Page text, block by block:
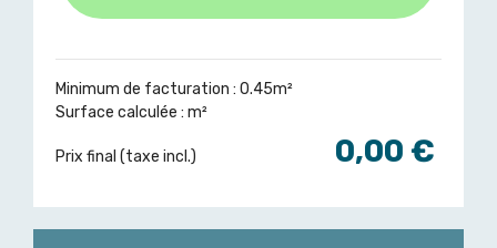
Minimum de facturation : 0.45m²
Surface calculée : m²
Prix final (taxe incl.) 0,00 €